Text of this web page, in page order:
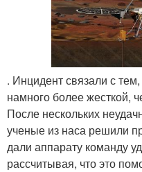
. Инцидент связали с
намного более жесткой,
После нескольких
ученые из наса решили
дали аппарату команду
рассчитывая, что это